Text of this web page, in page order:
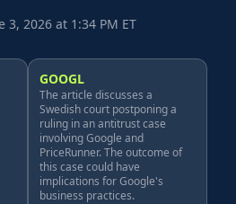
3, 2026 at 1:34 PM ET
GOOGL
The article discusses a
Swedish court postponing a
ruling in an antitrust case
involving Google and
PriceRunner. The outcome of
this case could have
implications for Google's
business practices.